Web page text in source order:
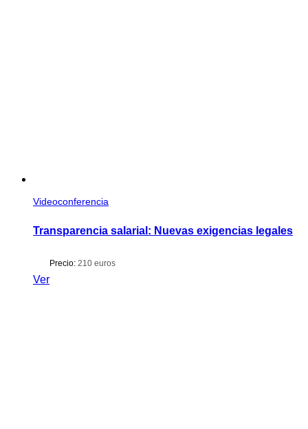
Videoconferencia
Transparencia salarial: Nuevas exigencias legales
Precio: 210 euros
Ver